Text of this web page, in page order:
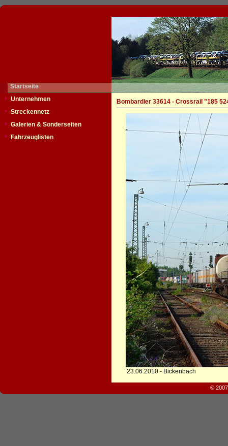
Startseite
Unternehmen
Streckennetz
Galerien & Sonderseiten
Fahrzeuglisten
Bombardier 33614 - Crossrail "185
23.06.2010 - Bickenbach
©